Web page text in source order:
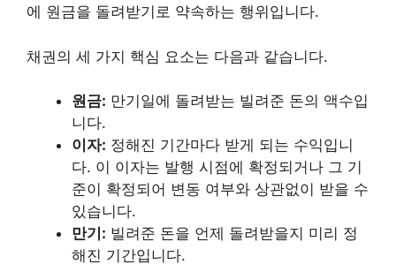
에 원금을 돌려받기로 약속하는 행위입니다.
채권의 세 가지 핵심 요소는 다음과 같습니다.
원금: 만기일에 돌려받는 빌려준 돈의 액수입
니다.
이자: 정해진 기간마다 받게 되는 수익입니
다. 이 이자는 발행 시점에 확정되거나 그 기
준이 확정되어 변동 여부와 상관없이 받을 수
있습니다.
만기: 빌려준 돈을 언제 돌려받을지 미리 정
해진 기간입니다.